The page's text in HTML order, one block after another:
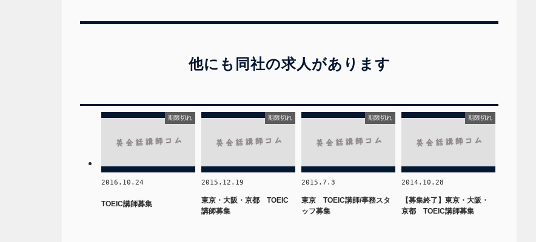
他にも同社の求人があります
期限切れ
2016.10.24
TOEIC講師募集
期限切れ
2015.12.19
東京・大阪・京都 TOEIC
講師募集
期限切れ
2015.7.3
東京 TOEIC講師/事務スタ
ッフ募集
期限切れ
2014.10.28
【募集終了】東京・大阪・
京都 TOEIC講師募集